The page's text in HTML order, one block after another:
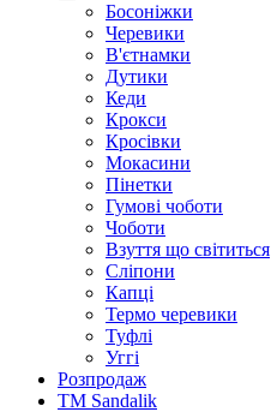
Босоніжки
Черевики
В'єтнамки
Дутики
Кеди
Крокси
Кросівки
Мокасини
Пінетки
Гумові чоботи
Чоботи
Взуття що світиться
Сліпони
Капці
Термо черевики
Туфлі
Уггі
Розпродаж
TM Sandalik